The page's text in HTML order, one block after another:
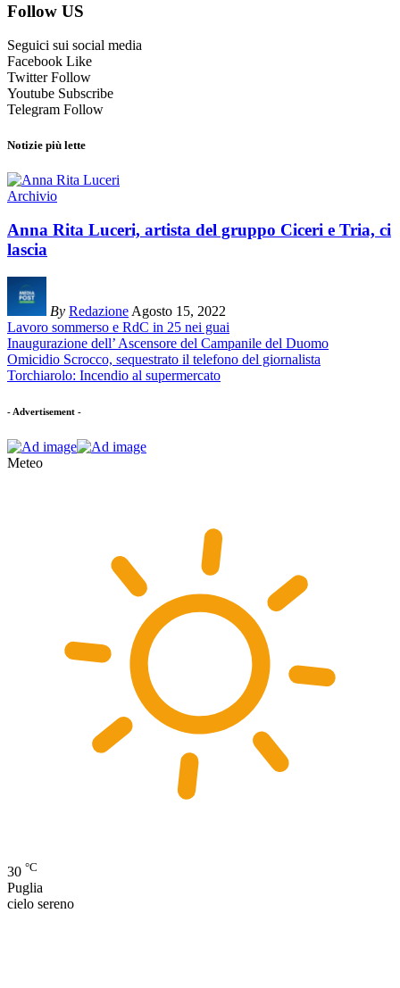
Follow US
Seguici sui social media
Facebook Like
Twitter Follow
Youtube Subscribe
Telegram Follow
Notizie più lette
Archivio
Anna Rita Luceri, artista del gruppo Ciceri e Tria, ci
lascia
By Redazione Agosto 15, 2022
Lavoro sommerso e RdC in 25 nei guai
Inaugurazione dell’ Ascensore del Campanile del Duomo
Omicidio Scrocco, sequestrato il telefono del giornalista
Torchiarolo: Incendio al supermercato
- Advertisement -
Meteo
30 °C
Puglia
cielo sereno